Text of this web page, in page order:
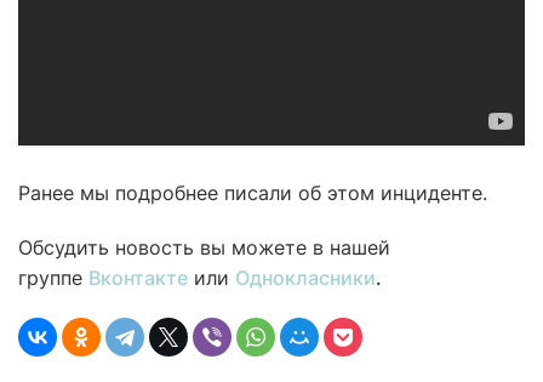
Ранее мы подробнее писали об этом инциденте.
Обсудить новость вы можете в нашей
группе Вконтакте или Однокласники.